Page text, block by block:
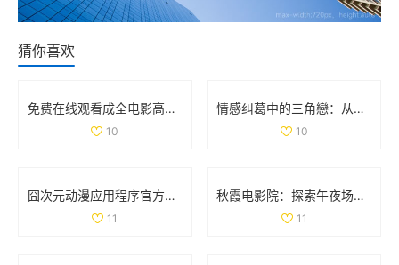
猜你喜欢
免费在线观看成全电影高清国语版，畅享精彩剧情和感人故事
10
情感纠葛中的三角戀：从原配到新妾的心路历程
10
囧次元动漫应用程序官方下载，畅享正版动漫资源的精彩体验
11
秋霞电影院：探索午夜场次带来的独特观影体验
11